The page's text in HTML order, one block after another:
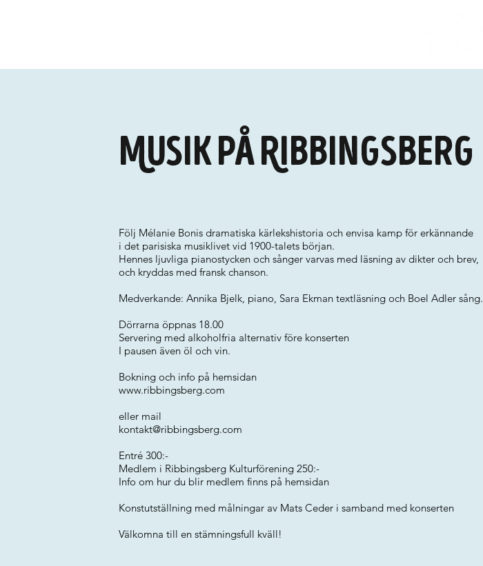
Musik på Ribbingsberg
Följ Mélanie Bonis dramatiska kärlekshistoria och envisa kamp för erkännande
i det parisiska musiklivet vid 1900-talets början.
Hennes ljuvliga pianostycken och sånger varvas med läsning av dikter och brev,
och kryddas med fransk chanson.
Medverkande: Annika Bjelk, piano, Sara Ekman textläsning och Boel Adler sång.
Dörrarna öppnas 18.00
Servering med alkoholfria alternativ före konserten
I pausen även öl och vin.
Bokning och info på hemsidan
www.ribbingsberg.com
eller mail
kontakt@ribbingsberg.com
Entré 300:-
Medlem i Ribbingsberg Kulturförening 250:-
Info om hur du blir medlem finns på hemsidan
Konstutställning med målningar av Mats Ceder i samband med konserten
Välkomna till en stämningsfull kväll!